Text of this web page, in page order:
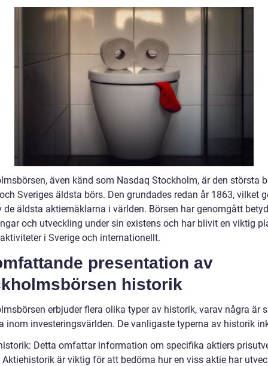
även känd som Nasdaq Stockholm, är den största
Sveriges äldsta börs. Den grundades redan år 1863, vilket
de äldsta aktiemäklarna i världen. Börsen har genomgått
och utveckling under sin existens och har blivit en viktig
i Sverige och internationellt.
presentation av
historik
erbjuder flera olika typer av historik, varav några är
inom investeringsvärlden. De vanligaste typerna av historik
Detta omfattar information om specifika aktiers
Aktiehistorik är viktig för att bedöma hur en viss aktie har